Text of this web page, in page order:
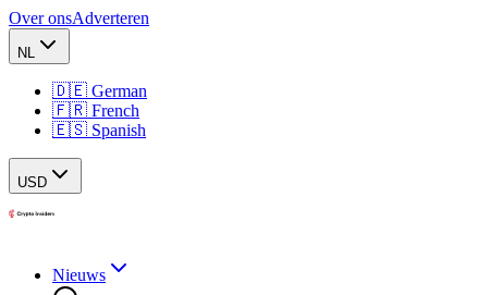
Over onsAdverteren
NL
🇩🇪 German
🇫🇷 French
🇪🇸 Spanish
USD
Nieuws